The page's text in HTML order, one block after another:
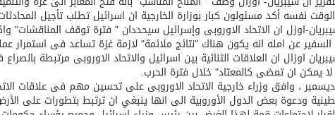
نفسه أكد مسئولون كبار بوزارة الخارجية ان اسرائيل تطلب تأجيل
اوزل ان الاتحاد الاوروبى وإسرائيل سيحددان " فترة توقف المناقشات"
عن امله انه يكون هناك "نتائج ملائمة" لازمة غزة تساعد فى استمرار
اوزال ان العلاقات الثنائية بين اسرائيل والاتحاد الاوروبى مرتبطة
لا يمكن ان تمضى كالمعتاد" خلال فترة الحرب.
، وافق وزراء خارجية الاتحاد الاوروبى على تحسين مهم فى علاقات
ودعوة بعض الدول الأوروبية الى انها ينبغي ان ترتبط بتطورات على